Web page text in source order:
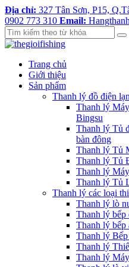
Địa chỉ: 327 Tân Sơn, P15,
0902 773 310 Email:
Trang chủ
Giới thiệu
Sản phẩm
Thanh lý đồ điện
Thanh lý
Bingsu
Thanh lý Tủ
bàn đông
Thanh lý Tủ
Thanh lý Tủ
Thanh lý
Thanh lý Tủ
Thanh lý các loại
Thanh lý lò
Thanh lý bếp
Thanh lý bếp
Thanh lý
Thanh lý
Thanh lý